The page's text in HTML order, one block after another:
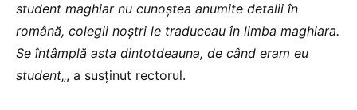
student maghiar nu cunoștea anumite detalii în
română, colegii noștri le traduceau în limba maghiara.
Se întâmplă asta dintotdeauna, de când eram eu
student„, a susținut rectorul.